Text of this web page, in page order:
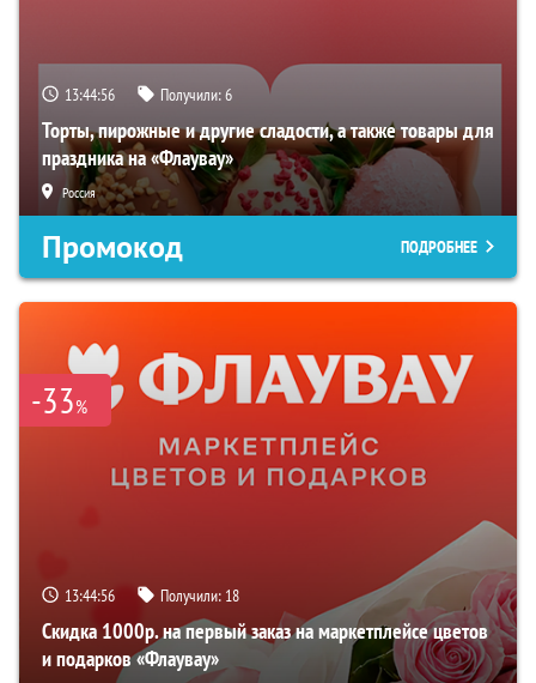
13:44:55 Получили:6
Торты, пирожные и другие сладости, а также товары для
праздника на «Флаувау»
Россия
Промокод ПОДРОБНЕЕ
-33%
13:44:55 Получили: 18
Скидка 1000р. на первый заказ на маркетплейсе цветов
и подарков «Флаувау»